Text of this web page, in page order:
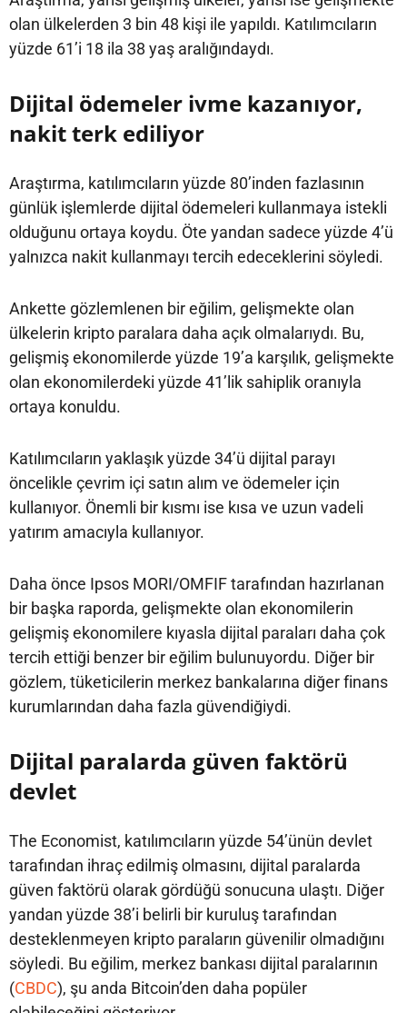
olan ülkelerden 3 bin 48 kişi ile yapıldı. Katılımcıların
yüzde 61’i 18 ila 38 yaş aralığındaydı.
Dijital ödemeler ivme kazanıyor,
nakit terk ediliyor
Araştırma, katılımcıların yüzde 80’inden fazlasının
günlük işlemlerde dijital ödemeleri kullanmaya istekli
olduğunu ortaya koydu. Öte yandan sadece yüzde 4’ü
yalnızca nakit kullanmayı tercih edeceklerini söyledi.
Ankette gözlemlenen bir eğilim, gelişmekte olan
ülkelerin kripto paralara daha açık olmalarıydı. Bu,
gelişmiş ekonomilerde yüzde 19’a karşılık, gelişmekte
olan ekonomilerdeki yüzde 41’lik sahiplik oranıyla
ortaya konuldu.
Katılımcıların yaklaşık yüzde 34’ü dijital parayı
öncelikle çevrim içi satın alım ve ödemeler için
kullanıyor. Önemli bir kısmı ise kısa ve uzun vadeli
yatırım amacıyla kullanıyor.
Daha önce Ipsos MORI/OMFIF tarafından hazırlanan
bir başka raporda, gelişmekte olan ekonomilerin
gelişmiş ekonomilere kıyasla dijital paraları daha çok
tercih ettiği benzer bir eğilim bulunuyordu. Diğer bir
gözlem, tüketicilerin merkez bankalarına diğer finans
kurumlarından daha fazla güvendiğiydi.
Dijital paralarda güven faktörü
devlet
The Economist, katılımcıların yüzde 54’ünün devlet
tarafından ihraç edilmiş olmasını, dijital paralarda
güven faktörü olarak gördüğü sonucuna ulaştı. Diğer
yandan yüzde 38’i belirli bir kuruluş tarafından
desteklenmeyen kripto paraların güvenilir olmadığını
söyledi. Bu eğilim, merkez bankası dijital paralarının
(CBDC), şu anda Bitcoin’den daha popüler